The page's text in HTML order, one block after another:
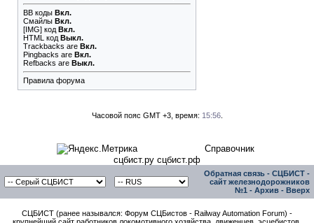
BB коды Вкл.
Смайлы Вкл.
[IMG] код Вкл.
HTML код Выкл.
Trackbacks are Вкл.
Pingbacks are Вкл.
Refbacks are Выкл.
Правила форума
Часовой пояс GMT +3, время: 15:56.
Справочник
сцбист.ру сцбист.рф
Обратная связь - СЦБИСТ -
сайт железнодорожников
№1 - Архив - Вверх
СЦБИСТ (ранее назывался: Форум СЦБистов - Railway Automation Forum) -